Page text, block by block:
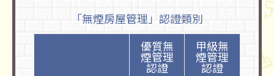
「無煙房屋管理」認證類別
優質無
煙管理
認證
甲級無
煙管理
認證